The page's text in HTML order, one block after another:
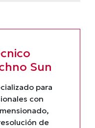
Sun
para
con
de